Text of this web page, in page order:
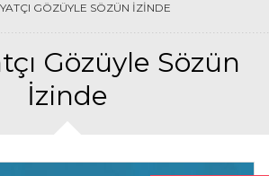
GÖZÜYLE SÖZÜN İZINDE
Gözüyle Sözün
İzinde